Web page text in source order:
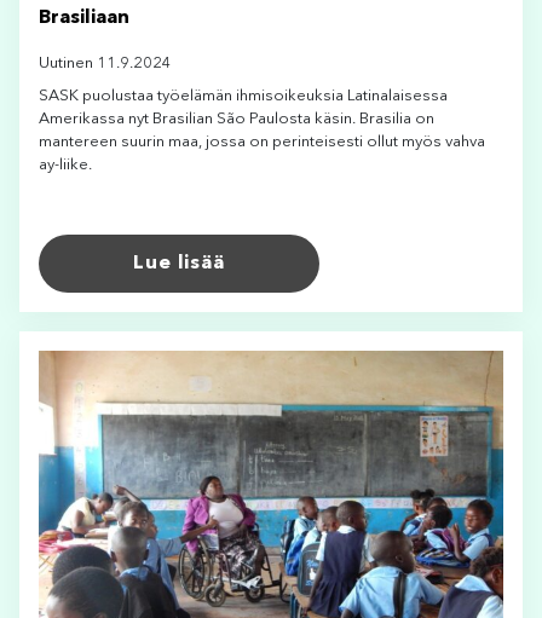
Brasiliaan
Uutinen 11.9.2024
SASK puolustaa työelämän ihmisoikeuksia Latinalaisessa
Amerikassa nyt Brasilian São Paulosta käsin. Brasilia on
mantereen suurin maa, jossa on perinteisesti ollut myös vahva
ay-liike.
Lue lisää